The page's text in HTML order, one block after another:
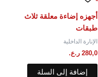
أجهزه إضاءة معلقة ثلاث
طبقات
الإنارة الداخلية
280,0 ر.ع.
إضافة إلى السلة